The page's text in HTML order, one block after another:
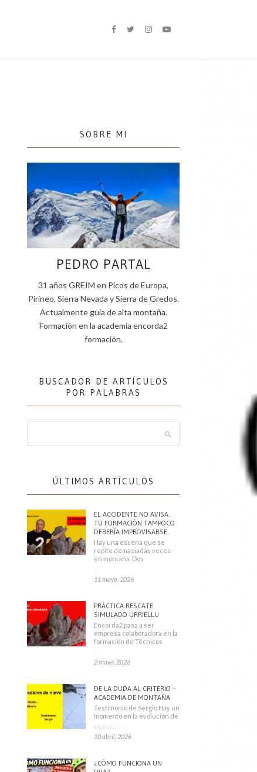
SOBRE MI
PEDRO PARTAL
31 años GREIM en Picos de Europa,
Pirineo, Sierra Nevada y Sierra de Gredos.
Actualmente guía de alta montaña.
Formación en la academia encorda2
formación.
BUSCADOR DE ARTÍCULOS
POR PALABRAS
ÚLTIMOS ARTÍCULOS
EL ACCIDENTE NO AVISA.
TU FORMACIÓN TAMPOCO
DEBERÍA IMPROVISARSE.
Hay una escena que se
repite demasiadas veces
en montaña. Dos
11 mayo, 2026
PRÁCTICA RESCATE
SIMULADO URRIELLU
Encorda2 pasa a ser
empresa colaboradora en la
formación de Técnicos
2 mayo, 2026
DE LA DUDA AL CRITERIO –
ACADEMIA DE MONTAÑA
Testimonio de Sergio Hay un
momento en la evolución de
cualquier montañero
10 abril, 2026
¿CÓMO FUNCIONA UN